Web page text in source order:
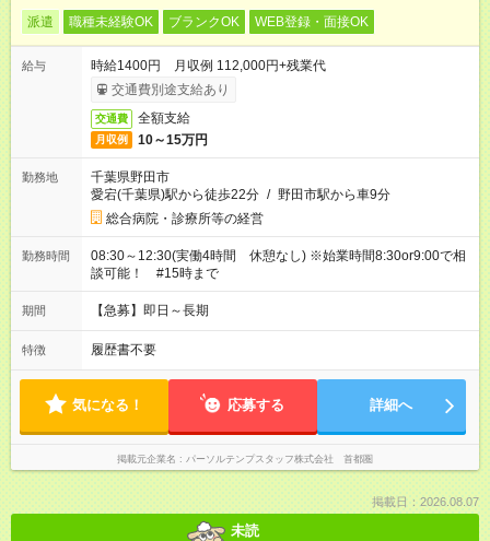
派遣 職種未経験OK ブランクOK WEB登録・面接OK
給与
時給1400円 月収例 112,000円+残業代
交通費別途支給あり
交通費 全額支給
月収例 10～15万円
勤務地
千葉県野田市
愛宕(千葉県)駅から徒歩22分 / 野田市駅から車9分
総合病院・診療所等の経営
勤務時間
08:30～12:30(実働4時間 休憩なし) ※始業時間8:30or9:00で相
談可能！ #15時まで
期間 【急募】即日～長期
特徴 履歴書不要
気になる！ 応募する 詳細へ
掲載元企業名 パーソルテンプスタッフ株式会社 首都圏
掲載日：2026.08.07
未読